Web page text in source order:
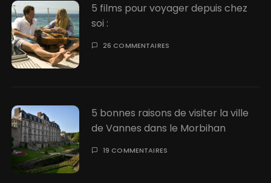
5 films pour voyager depuis chez
soi :
26 COMMENTAIRES
5 bonnes raisons de visiter la ville
de Vannes dans le Morbihan
19 COMMENTAIRES